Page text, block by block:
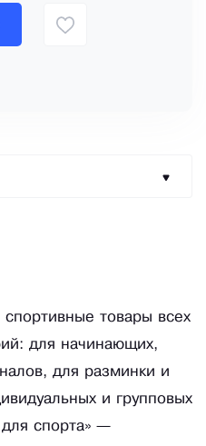
товары всех
для начинающих,
для разминки и
и групповых
спорта» —